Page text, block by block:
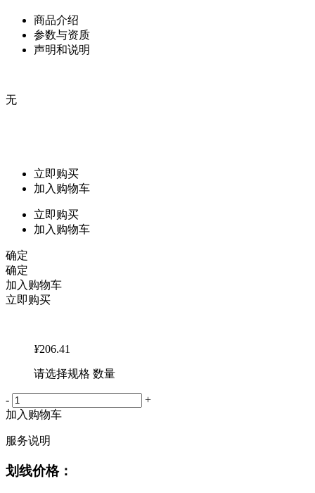
商品介绍
参数与资质
声明和说明
无
立即购买
加入购物车
立即购买
加入购物车
确定
确定
加入购物车
立即购买
¥206.41
请选择规格 数量
-
+
加入购物车
服务说明
划线价格：